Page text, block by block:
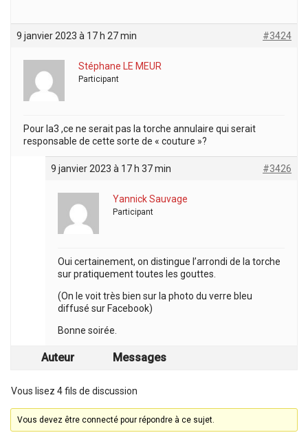
9 janvier 2023 à 17 h 27 min #3424
Stéphane LE MEUR
Participant
Pour la3 ,ce ne serait pas la torche annulaire qui serait
responsable de cette sorte de « couture »?
9 janvier 2023 à 17 h 37 min #3426
Yannick Sauvage
Participant
Oui certainement, on distingue l’arrondi de la torche
sur pratiquement toutes les gouttes.
(On le voit très bien sur la photo du verre bleu
diffusé sur Facebook)
Bonne soirée.
Auteur Messages
Vous lisez 4 fils de discussion
Vous devez être connecté pour répondre à ce sujet.